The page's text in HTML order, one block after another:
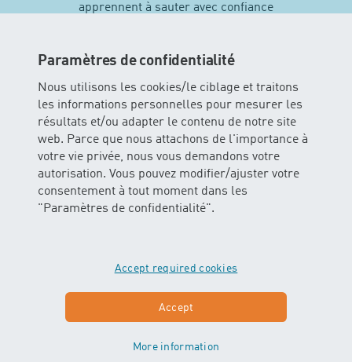
Paramètres de confidentialité
Nous utilisons les cookies/le ciblage et traitons
les informations personnelles pour mesurer les
résultats et/ou adapter le contenu de notre site
web. Parce que nous attachons de l'importance à
votre vie privée, nous vous demandons votre
autorisation. Vous pouvez modifier/ajuster votre
consentement à tout moment dans les
"Paramètres de confidentialité".
Accept required cookies
Accept
More information
apprennent à sauter avec confiance
techniques de natation…
En savoir plus sur MAXIS
MASTERS
Indépendance et plaisir de l’eau sont